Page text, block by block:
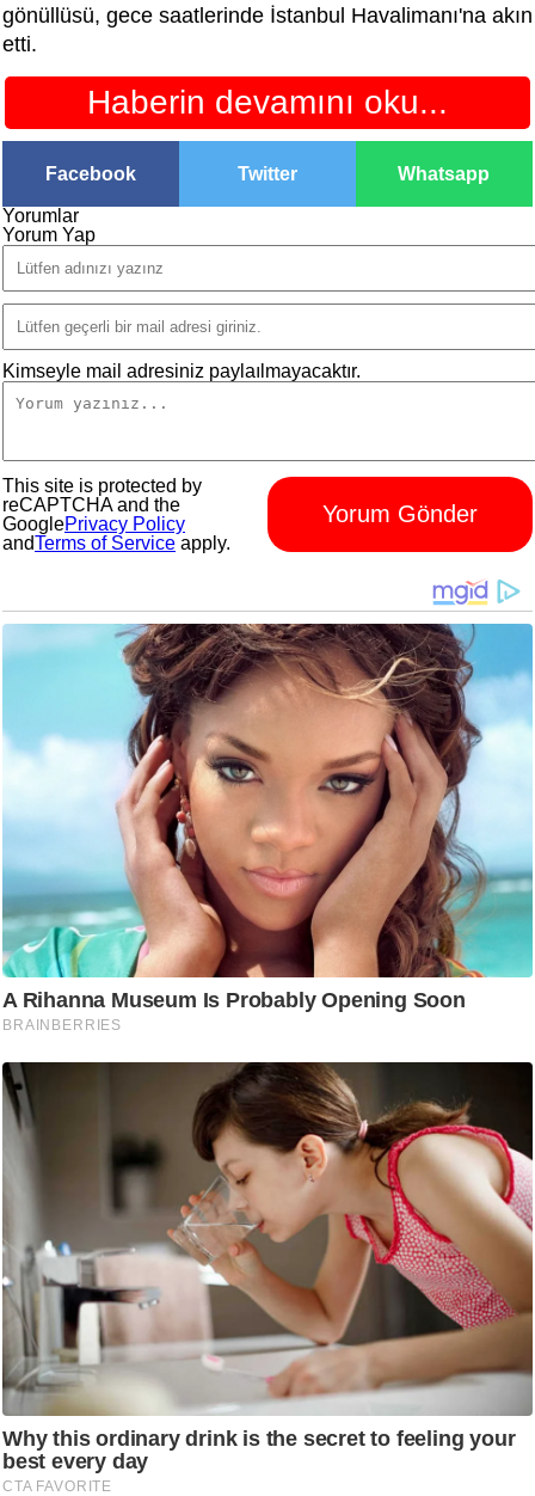
gönüllüsü, gece saatlerinde İstanbul Havalimanı'na akın
etti.
Haberin devamını oku...
Facebook Twitter Whatsapp
Yorumlar
Yorum Yap
Kimseyle mail adresiniz paylaılmayacaktır.
Yorum Gönder
This site is protected by
reCAPTCHA and the
GooglePrivacy Policy
andTerms of Service apply.